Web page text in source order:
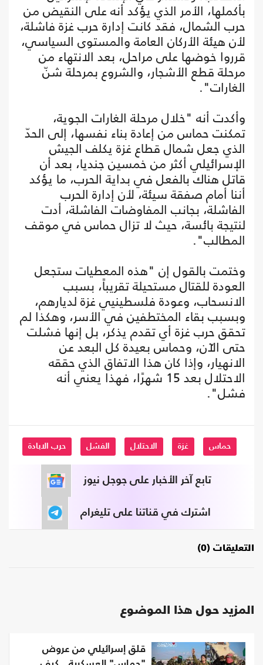
بأكملها، الأمر الذي يؤكد أنه على النقيض من
حرب الشمال، فقد كانت إدارة حرب غزة فاشلة،
لأن هيئة الأركان العامة والمستوى السياسي،
قرروا خوضها على مراحل، بعد الانتهاء من
مرحلة قطع الأشجار، والشروع بمرحلة شنّ
الغارات".
وأكدت أنه "خلال مرحلة الغارات الجوية،
تمكنت حماس من إعادة بناء نفسها، إلى الحدّ
الذي جعل شمال قطاع غزة يكلف الجيش
الإسرائيلي أكثر من خمسين جنديا، بعد أن
قاتل هناك بالفعل في بداية الحرب، ما يؤكد
أننا أمام صفقة سيئة، لأن إدارة الحرب
الفاشلة، بجانب المفاوضات الفاشلة، أدت
لنتيجة بائسة، حيث لا تزال حماس في موقف
المطالب".
وختمت بالقول إن "هذه المعطيات ستجعل
العودة للقتال مستحيلة تقريباً، بسبب
الانسحاب، وعودة فلسطينيي غزة لديارهم،
وبسبب بقاء المختطفين في الأسر، وهكذا لم
تحقق حرب غزة أي تقدم يذكر، بل إنها فشلت
حتى الآن، وحماس بعيدة كل البعد عن
الانهيار، وإذا كان هذا الاتفاق الذي حققه
الاحتلال بعد 15 شهرًا، فهذا يعني أنه
فشل".
حماس غزة الاحتلال الفشل حرب الابادة
تابع آخر الأخبار على جوجل نيوز
اشترك في قناتنا على تليغرام
التعليقات (0)
المزيد حول هذا الموضوع
قلق إسرائيلي من عروض